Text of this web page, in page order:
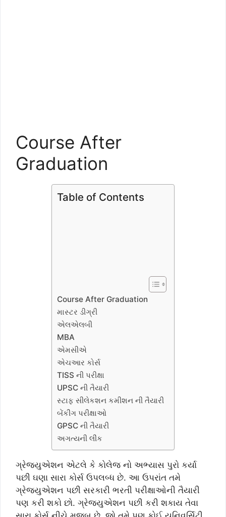
Course After
Graduation
Table of Contents
Course After Graduation
માસ્ટર ડીગ્રી
એલએલબી
MBA
એમસીએ
એચઆર કોર્સ
TISS ની પરીક્ષા
UPSC ની તૈયારી
સ્ટાફ સીલેકશન કમીશન ની તૈયારી
બેંકીંગ પરીક્ષાઓ
GPSC ની તૈયારી
અગત્યની લીંક
ગ્રેજયુએશન એટલે કે કોલેજ નો અભ્યાસ પુરો કર્યા
પછી ઘણા સારા કોર્સ ઉપલબ્ધ છે. આ ઉપરાંત તમે
ગ્રેજયુએશન પછી સરકારી ભરતી પરીક્ષાઓની તૈયારી
પણ કરી શકો છો. ગ્રેજયુએશન પછી કરી શકાય તેવા